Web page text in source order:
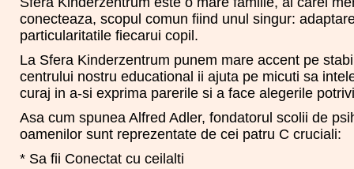
conecteaza, scopul comun fiind unul singur:
particularitatile fiecarui copil.
La Sfera Kinderzentrum punem mare accent pe
centrului nostru educational ii ajuta pe micuti sa
curaj in a-si exprima parerile si a face alegerile
Asa cum spunea Alfred Adler, fondatorul scolii de
oamenilor sunt reprezentate de cei patru C cruciali:
* Sa fii Conectat cu ceilalti